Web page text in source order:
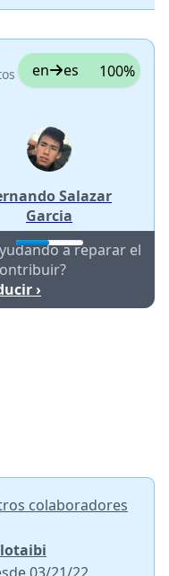
en es 100%
Salazar
Garcia
a reparar el
›
colaboradores